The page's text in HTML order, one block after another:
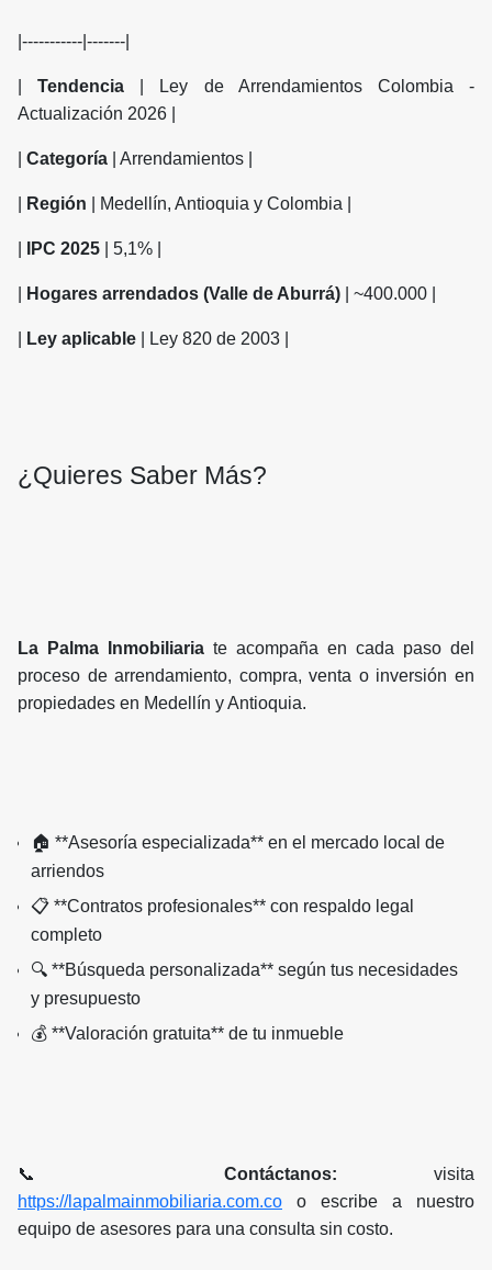
|-----------|-------|
|Tendencia | Ley de Arrendamientos Colombia -
Actualización 2026 |
Categoría | Arrendamientos |
Región | Medellín, Antioquia y Colombia |
IPC 2025 | 5,1% |
Hogares arrendados (Valle de Aburrá) | ~400.000 |
Ley aplicable | Ley 820 de 2003 |
¿Quieres Saber Más?
La Palma Inmobiliaria te acompaña en cada paso del
proceso de arrendamiento, compra, venta o inversión en
propiedades en Medellín y Antioquia.
🏠 **Asesoría especializada** en el mercado local de
arriendos
📋 **Contratos profesionales** con respaldo legal
completo
🔍 **Búsqueda personalizada** según tus necesidades
y presupuesto
💰 **Valoración gratuita** de tu inmueble
📞 Contáctanos: visita
https://lapalmainmobiliaria.com.co o escribe a nuestro
equipo de asesores para una consulta sin costo.